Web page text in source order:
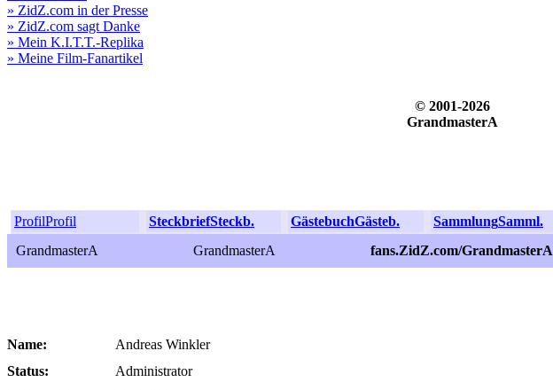
» ZidZ.com in der Presse
» ZidZ.com sagt Danke
» Mein K.I.T.T.-Replika
» Meine Film-Fanartikel
© 2001-2026
GrandmasterA
ProfilProfil SteckbriefSteckb. GästebuchGästeb. SammlungSamml.
GrandmasterA
GrandmasterA fans.ZidZ.com/GrandmasterA
Name:
Andreas Winkler
Status:
Administrator